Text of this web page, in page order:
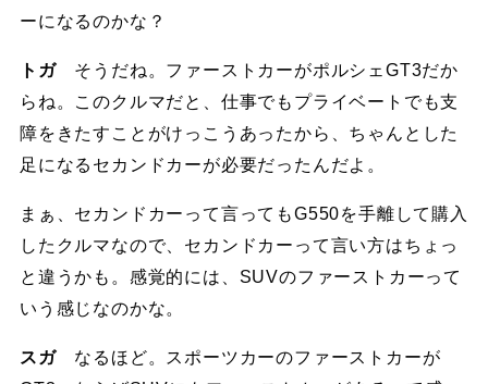
ーになるのかな？
トガ そうだね。ファーストカーがポルシェGT3だか
らね。このクルマだと、仕事でもプライベートでも支
障をきたすことがけっこうあったから、ちゃんとした
足になるセカンドカーが必要だったんだよ。
まぁ、セカンドカーって言ってもG550を手離して購入
したクルマなので、セカンドカーって言い方はちょっ
と違うかも。感覚的には、SUVのファーストカーって
いう感じなのかな。
スガ なるほど。スポーツカーのファーストカーが